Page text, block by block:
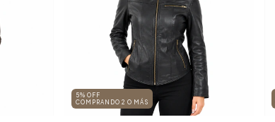
5% OFF
COMPRANDO 2 O MÁS